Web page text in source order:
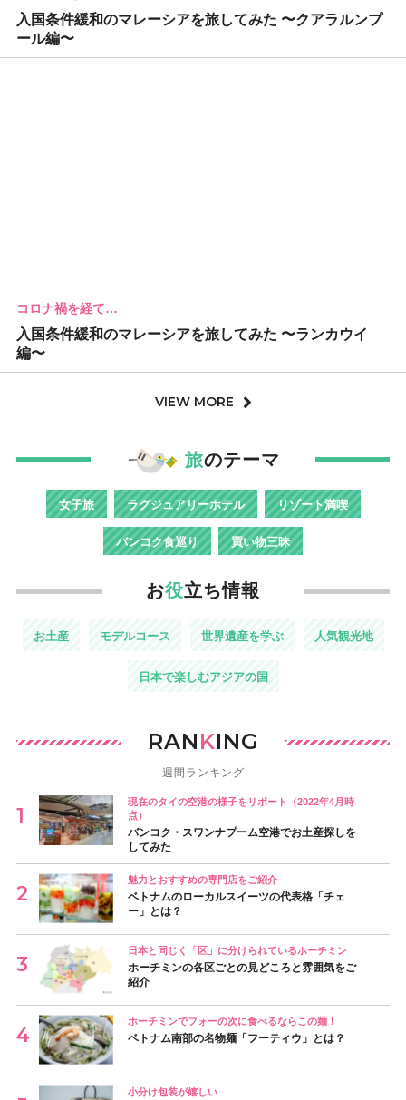
入国条件緩和のマレーシアを旅してみた 〜クアラルンプ
ール編〜
コロナ禍を経て…
入国条件緩和のマレーシアを旅してみた 〜ランカウイ
編〜
VIEW MORE
旅のテーマ
女子旅 ラグジュアリーホテル リゾート満喫
バンコク食巡り 買い物三昧
お役立ち情報
お土産 モデルコース 世界遺産を学ぶ 人気観光地
日本で楽しむアジアの国
RANKING
週間ランキング
現在のタイの空港の様子をリポート（2022年4月時
点）
バンコク・スワンナプーム空港でお土産探しを
してみた
魅力とおすすめの専門店をご紹介
ベトナムのローカルスイーツの代表格「チェ
ー」とは？
日本と同じく「区」に分けられているホーチミン
ホーチミンの各区ごとの見どころと雰囲気をご
紹介
ホーチミンでフォーの次に食べるならこの麺！
ベトナム南部の名物麺「フーティウ」とは？
小分け包装が嬉しい